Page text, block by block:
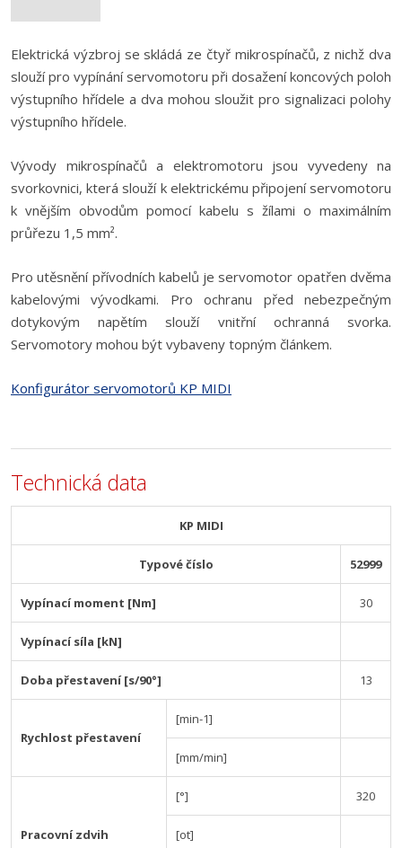
Elektrická výzbroj se skládá ze čtyř mikrospínačů, z nichž dva
slouží pro vypínání servomotoru při dosažení koncových poloh
výstupního hřídele a dva mohou sloužit pro signalizaci polohy
výstupního hřídele.
Vývody mikrospínačů a elektromotoru jsou vyvedeny na
svorkovnici, která slouží k elektrickému připojení servomotoru
k vnějším obvodům pomocí kabelu s žílami o maximálním
průřezu 1,5 mm².
Pro utěsnění přívodních kabelů je servomotor opatřen dvěma
kabelovými vývodkami. Pro ochranu před nebezpečným
dotykovým napětím slouží vnitřní ochranná svorka.
Servomotory mohou být vybaveny topným článkem.
Konfigurátor servomotorů KP MIDI
Technická data
KP MIDI
Typové číslo 52999
Vypínací moment [Nm] 30
Vypínací síla [kN]
Doba přestavení [s/90°] 13
Rychlost přestavení
[min-1]
[mm/min]
Pracovní zdvih
[°] 320
[ot]